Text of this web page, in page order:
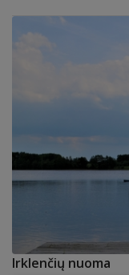
Irklenčių nuoma